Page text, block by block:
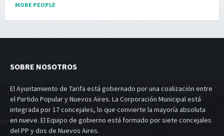
MORE PEOPLE
SOBRE NOSOTROS
El Ayuntamiento de Tarifa está gobernado por una coalización entre
el Partido Popular y Nuevos Aires. La Corporación Municipal está
integrada por 17 concejales, lo que convierte la mayoría absoluta
en nueve. El Equipo de gobierno está formado por siete concejales
del PP y dos de Nuevos Aires.